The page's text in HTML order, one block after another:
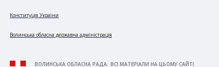
Конституція України
Волинська обласна державна адміністрація
ВОЛИНСЬКА ОБЛАСНА РАДА. ВСІ МАТЕРІАЛИ НА ЦЬОМУ САЙТІ